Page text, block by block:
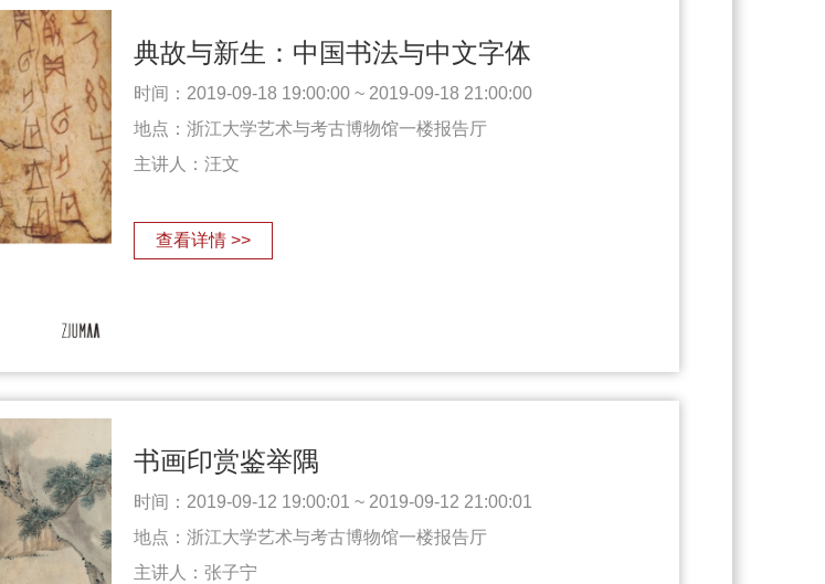
典故与新生：中国书法与中文字体
时间：2019-09-18 19:00:00 ~ 2019-09-18 21:00:00
地点：浙江大学艺术与考古博物馆一楼报告厅
主讲人：汪文
查看详情 >>
书画印赏鉴举隅
时间：2019-09-12 19:00:01 ~ 2019-09-12 21:00:01
地点：浙江大学艺术与考古博物馆一楼报告厅
主讲人：张子宁